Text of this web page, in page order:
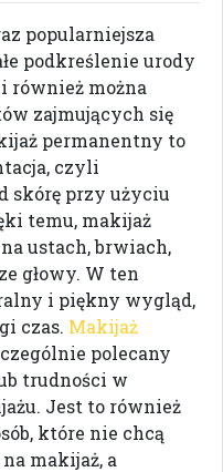
popularniejsza
podkreślenie urody
również można
zajmujących się
permanentny to
czyli
skórę przy użyciu
temu, makijaż
ustach, brwiach,
głowy. W ten
i piękny wygląd,
czas. Makijaż
polecany
trudności w
Jest to również
które nie chcą
makijaż, a